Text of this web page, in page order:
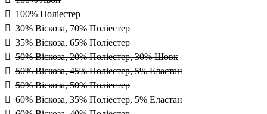
100% Поліестер
30% Віскоза, 70% Поліестер
35% Віскоза, 65% Поліестер
50% Віскоза, 20% Поліестер, 30% Шовк
50% Віскоза, 45% Поліестер, 5% Еластан
50% Віскоза, 50% Поліестер
60% Віскоза, 35% Поліестер, 5% Еластан